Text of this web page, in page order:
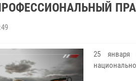
25 января